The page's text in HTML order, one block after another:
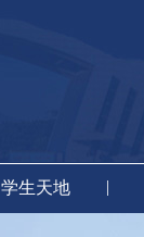
学生天地 |